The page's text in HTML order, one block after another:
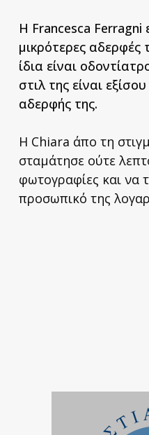
Η Francesca Ferragni
μικρότερες αδερφές
ίδια είναι
στιλ της είναι
αδερφής της.
Η Chiara άπο τη
σταμάτησε ούτε
φωτογραφίες και να
προσωπικό της